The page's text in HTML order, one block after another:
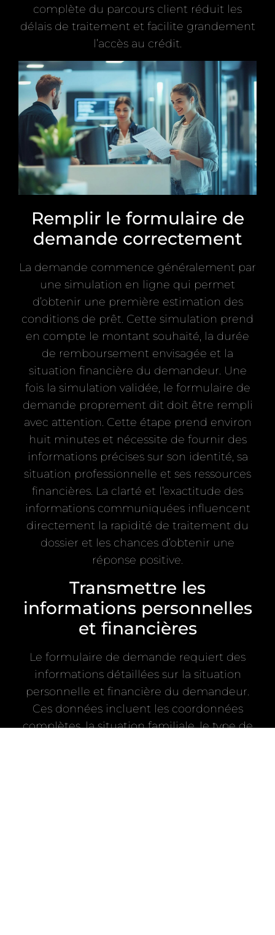
complète du parcours client réduit les
délais de traitement et facilite grandement
l’accès au crédit.
Remplir le formulaire de
demande correctement
La demande commence généralement par
une simulation en ligne qui permet
d’obtenir une première estimation des
conditions de prêt. Cette simulation prend
en compte le montant souhaité, la durée
de remboursement envisagée et la
situation financière du demandeur. Une
fois la simulation validée, le formulaire de
demande proprement dit doit être rempli
avec attention. Cette étape prend environ
huit minutes et nécessite de fournir des
informations précises sur son identité, sa
situation professionnelle et ses ressources
financières. La clarté et l’exactitude des
informations communiquées influencent
directement la rapidité de traitement du
dossier et les chances d’obtenir une
réponse positive.
Transmettre les
informations personnelles
et financières
Le formulaire de demande requiert des
informations détaillées sur la situation
personnelle et financière du demandeur.
Ces données incluent les coordonnées
complètes, la situation familiale, le type de